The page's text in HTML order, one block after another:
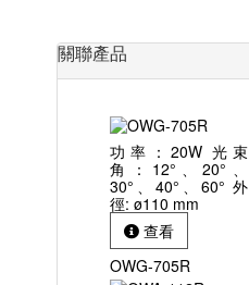
關聯產品
功率：20W 光束
角：12°、20°、
30°、40°、60° 外
徑: ø110 mm
查看
OWG-705R